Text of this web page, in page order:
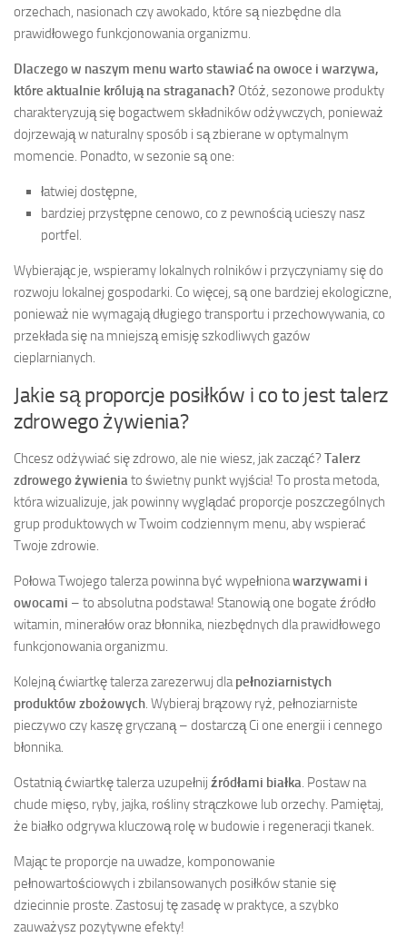
orzechach, nasionach czy awokado, które są niezbędne dla
prawidłowego funkcjonowania organizmu.
Dlaczego w naszym menu warto stawiać na owoce i warzywa,
które aktualnie królują na straganach? Otóż, sezonowe produkty
charakteryzują się bogactwem składników odżywczych, ponieważ
dojrzewają w naturalny sposób i są zbierane w optymalnym
momencie. Ponadto, w sezonie są one:
łatwiej dostępne,
bardziej przystępne cenowo, co z pewnością ucieszy nasz
portfel.
Wybierając je, wspieramy lokalnych rolników i przyczyniamy się do
rozwoju lokalnej gospodarki. Co więcej, są one bardziej ekologiczne,
ponieważ nie wymagają długiego transportu i przechowywania, co
przekłada się na mniejszą emisję szkodliwych gazów
cieplarnianych.
Jakie są proporcje posiłków i co to jest talerz
zdrowego żywienia?
Chcesz odżywiać się zdrowo, ale nie wiesz, jak zacząć? Talerz
zdrowego żywieniato świetny punkt wyjścia! To prosta metoda,
która wizualizuje, jak powinny wyglądać proporcje poszczególnych
grup produktowych w Twoim codziennym menu, aby wspierać
Twoje zdrowie.
Połowa Twojego talerza powinna być wypełnionawarzywami i
owocami – to absolutna podstawa! Stanowią one bogate źródło
witamin, minerałów oraz błonnika, niezbędnych dla prawidłowego
funkcjonowania organizmu.
Kolejną ćwiartkę talerza zarezerwuj dlapełnoziarnistych
produktów zbożowych. Wybieraj brązowy ryż, pełnoziarniste
pieczywo czy kaszę gryczaną – dostarczą Ci one energii i cennego
błonnika.
Ostatnią ćwiartkę talerza uzupełnij źródłami białka. Postaw na
chude mięso, ryby, jajka, rośliny strączkowe lub orzechy. Pamiętaj,
że białko odgrywa kluczową rolę w budowie i regeneracji tkanek.
Mając te proporcje na uwadze, komponowanie
pełnowartościowych i zbilansowanych posiłków stanie się
dziecinnie proste. Zastosuj tę zasadę w praktyce, a szybko
zauważysz pozytywne efekty!